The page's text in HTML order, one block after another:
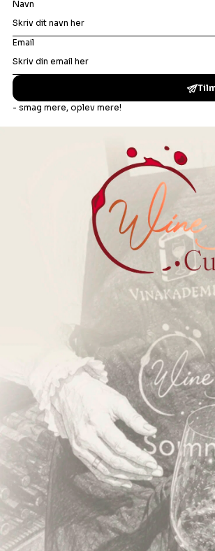
Dessertvin
Bonusafdelingen
Madopskrifter
Din ro i maven
Handelsbetingelser B2C
Øvrige politikker
FN’s Verdensmål
Fortryd dit køb
Kontakt os
ALDERSGRÆNSE
FOR SALG